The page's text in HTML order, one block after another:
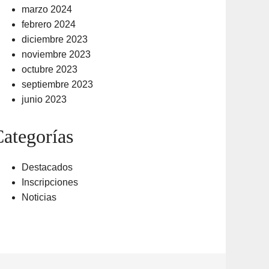
marzo 2024
febrero 2024
diciembre 2023
noviembre 2023
octubre 2023
septiembre 2023
junio 2023
Destacados
Inscripciones
Noticias